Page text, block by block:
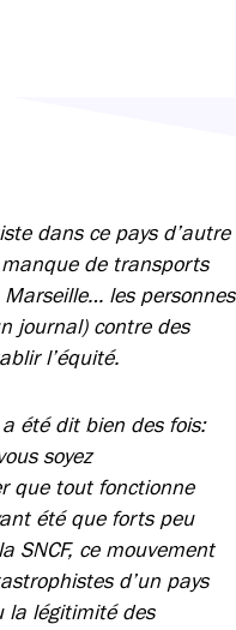
dans ce pays d’autre
de transports
les personnes
journal) contre des
l’équité.
été dit bien des fois:
soyez
que tout fonctionne
été que forts peu
SNCF, ce mouvement
d’un pays
la légitimité des